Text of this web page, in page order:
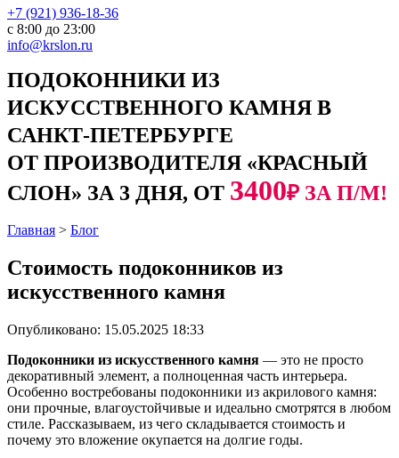
+7 (921) 936-18-36
с 8:00 до 23:00
info@krslon.ru
ПОДОКОННИКИ ИЗ
ИСКУССТВЕННОГО КАМНЯ В
САНКТ-ПЕТЕРБУРГЕ
ОТ ПРОИЗВОДИТЕЛЯ «КРАСНЫЙ
СЛОН» ЗА 3 ДНЯ, ОТ 3400₽ ЗА П/М!
Главная > Блог
Стоимость подоконников из
искусственного камня
Опубликовано: 15.05.2025 18:33
Подоконники из искусственного камня — это не просто
декоративный элемент, а полноценная часть интерьера.
Особенно востребованы подоконники из акрилового камня:
они прочные, влагоустойчивые и идеально смотрятся в любом
стиле. Рассказываем, из чего складывается стоимость и
почему это вложение окупается на долгие годы.